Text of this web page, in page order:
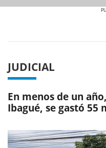
JUDICIAL
En menos de un
Ibagué, se gastó 55